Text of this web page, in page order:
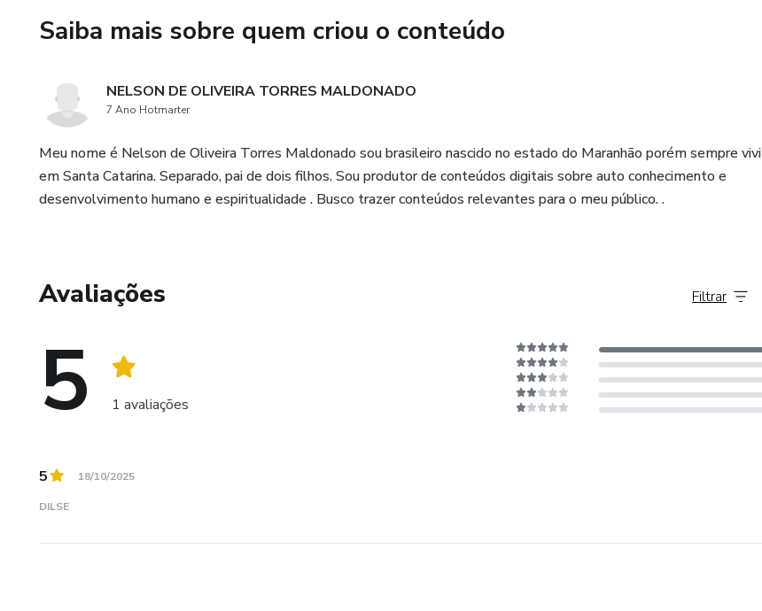
Saiba mais sobre quem criou o conteúdo
NELSON DE OLIVEIRA TORRES MALDONADO
7 Ano Hotmarter
Meu nome é Nelson de Oliveira Torres Maldonado sou brasileiro nascido no estado do Maranhão porém sempre vivi
em Santa Catarina. Separado, pai de dois filhos. Sou produtor de conteúdos digitais sobre auto conhecimento e
desenvolvimento humano e espiritualidade . Busco trazer conteúdos relevantes para o meu público. .
Avaliações
5 1 avaliações
Filtrar
5 18/10/2025
DILSE